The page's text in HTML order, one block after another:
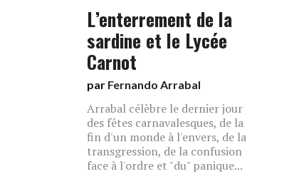
L’enterrement de la
sardine et le Lycée
Carnot
par Fernando Arrabal
Arrabal célèbre le dernier jour
des fêtes carnavalesques, de la
fin d'un monde à l'envers, de la
transgression, de la confusion
face à l'ordre et "du" panique...